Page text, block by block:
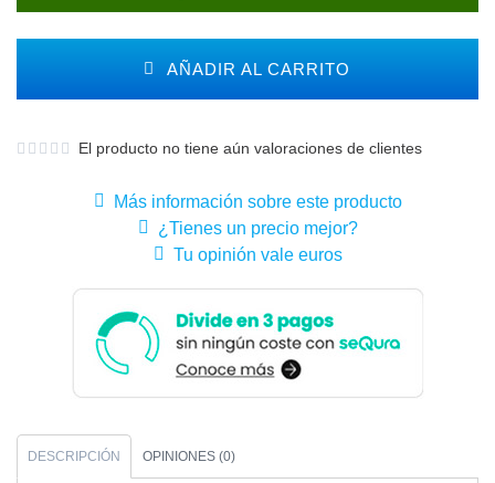
AÑADIR AL CARRITO
El producto no tiene aún valoraciones de clientes
Más información sobre este producto
¿Tienes un precio mejor?
Tu opinión vale euros
DESCRIPCIÓN OPINIONES (0)